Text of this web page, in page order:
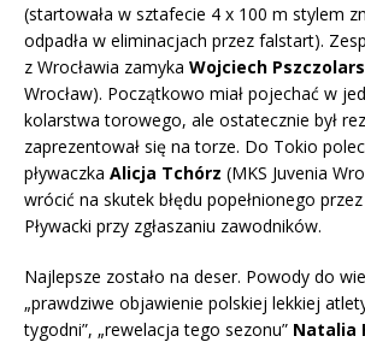
(startowała w sztafecie 4 x 100 m stylem
odpadła w eliminacjach przez falstart).
z Wrocławia zamyka Wojciech
Wrocław). Początkowo miał pojechać w
kolarstwa torowego, ale ostatecznie był
zaprezentował się na torze. Do Tokio
pływaczka Alicja Tchórz (MKS Juvenia
wrócić na skutek błędu popełnionego
Pływacki przy zgłaszaniu zawodników.
Najlepsze zostało na deser. Powody do
„prawdziwe objawienie polskiej lekkiej
tygodni”, „rewelacja tego sezonu” Natalia